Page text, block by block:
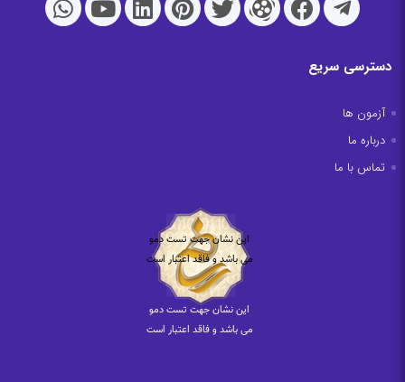
دسترسی سریع
آزمون ها
درباره ما
تماس با ما